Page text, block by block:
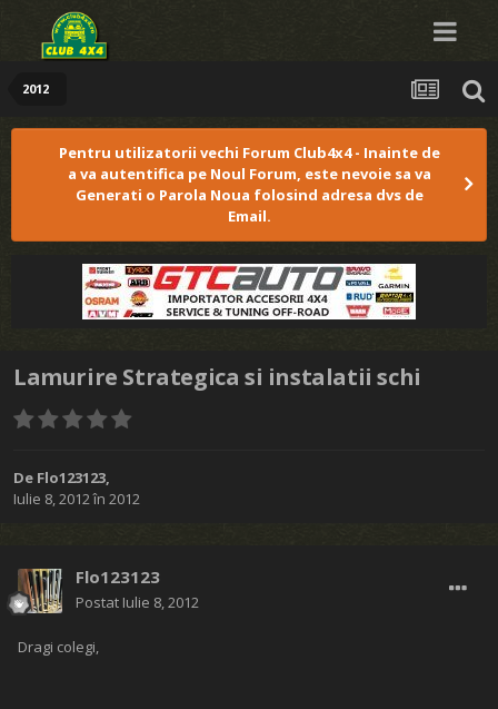
2012
Pentru utilizatorii vechi Forum Club4x4 - Inainte de
a va autentifica pe Noul Forum, este nevoie sa va
Generati o Parola Noua folosind adresa dvs de
Email.
Lamurire Strategica si instalatii schi
De Flo123123,
Iulie 8, 2012în 2012
Flo123123
Postat Iulie 8, 2012
Dragi colegi,